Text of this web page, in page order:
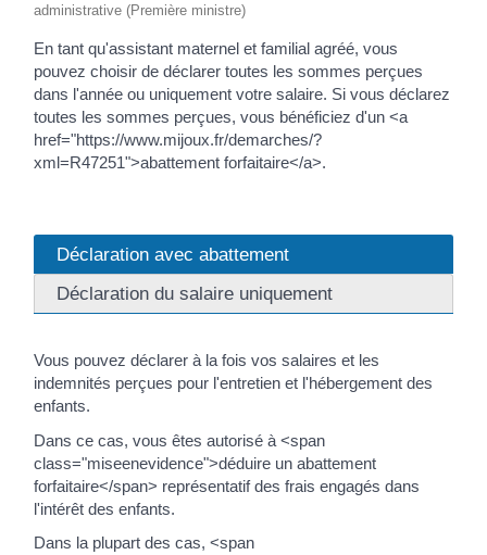
administrative (Première ministre)
En tant qu'assistant maternel et familial agréé, vous
pouvez choisir de déclarer toutes les sommes perçues
dans l'année ou uniquement votre salaire. Si vous déclarez
toutes les sommes perçues, vous bénéficiez d'un <a
href="https://www.mijoux.fr/demarches/?
xml=R47251">abattement forfaitaire</a>.
Déclaration avec abattement
Déclaration du salaire uniquement
Vous pouvez déclarer à la fois vos salaires et les
indemnités perçues pour l'entretien et l'hébergement des
enfants.
Dans ce cas, vous êtes autorisé à <span
class="miseenevidence">déduire un abattement
forfaitaire</span> représentatif des frais engagés dans
l'intérêt des enfants.
Dans la plupart des cas, <span